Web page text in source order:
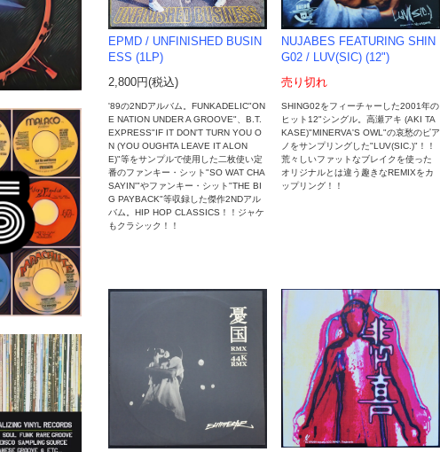
EPMD / UNFINISHED BUSIN
ESS (1LP)
2,800円(税込)
'89の2NDアルバム。FUNKADELIC"ON
E NATION UNDER A GROOVE"、B.T.
EXPRESS"IF IT DON'T TURN YOU O
N (YOU OUGHTA LEAVE IT ALON
E)"等をサンプルで使用した二枚使い定
番のファンキー・シット"SO WAT CHA
SAYIN'"やファンキー・シット"THE BI
G PAYBACK"等収録した傑作2NDアル
バム。HIP HOP CLASSICS！！ジャケ
もクラシック！！
NUJABES FEATURING SHIN
G02 / LUV(SIC) (12")
売り切れ
SHING02をフィーチャーした2001年の
ヒット12"シングル。高瀬アキ (AKI TA
KASE)"MINERVA'S OWL"の哀愁のピア
ノをサンプリングした"LUV(SIC.)"！！
荒々しいファットなブレイクを使った
オリジナルとは違う趣きなREMIXをカ
ップリング！！